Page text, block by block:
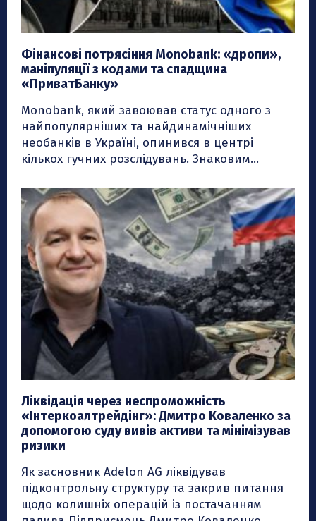
Фiнансовi потрясіння Monobank: «дропи»,
маніпуляції з кодами та спадщина
«ПриватБанку»
Monobank, який завоював статус одного з
найпопулярніших та найдинамічніших
необанків в Україні, опинився в центрі
кількох гучних розслідувань. Знаковим...
Ліквідація через неспроможність
«Інтеркоалтрейдінг»: Дмитро Коваленко за
допомогою суду вивів активи та мінімізував
ризики
Як засновник Adelon AG ліквідував
підконтрольну структуру та закрив питання
щодо колишніх операцій із постачанням